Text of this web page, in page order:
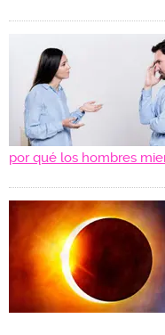
por qué los hombres